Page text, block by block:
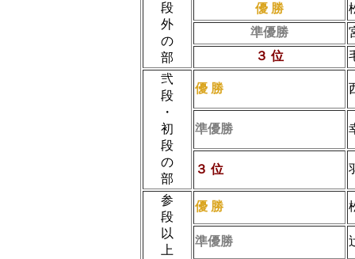
段
外
の
部
優 勝
準優勝
３ 位
弐
段
・
初
段
の
部
優 勝
準優勝
３ 位
参
段
以
上
優 勝
準優勝